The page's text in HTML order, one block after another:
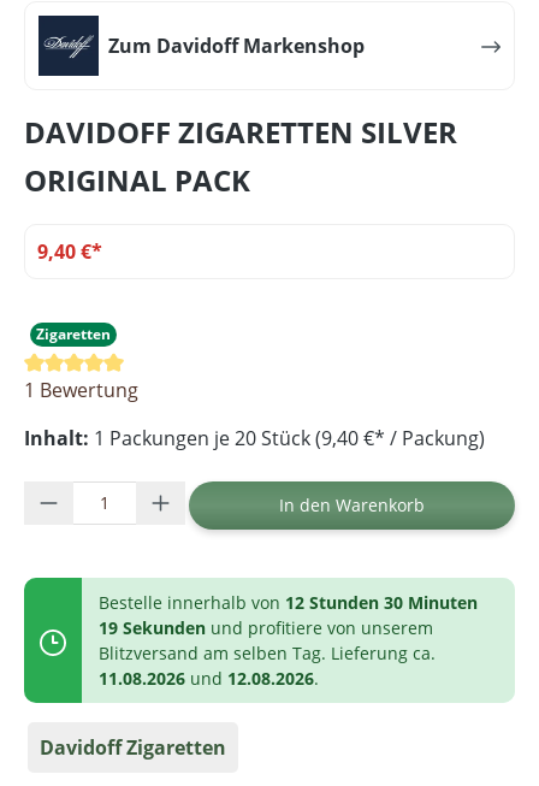
Zum Davidoff Markenshop
DAVIDOFF ZIGARETTEN SILVER
ORIGINAL PACK
9,40 €*
Zigaretten
Durchschnittliche Bewertung von 5 von 5 Sternen
1 Bewertung
Inhalt: 1 Packungen je 20 Stück (9,40 €* / Packung)
Produkt Anzahl: Gib den gewünschten
In den Warenkorb
Bestelle innerhalb von 12 Stunden 30 Minuten
19 Sekunden und profitiere von unserem
Blitzversand am selben Tag. Lieferung ca.
11.08.2026 und 12.08.2026.
Davidoff Zigaretten